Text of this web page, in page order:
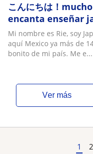
こんにちは！
encanta enseñar
aprenderás
habilidades
Mi nombre es Rie, soy
aquí Mexico ya más de
bonito de mi país. Me e...
ver más
1 2